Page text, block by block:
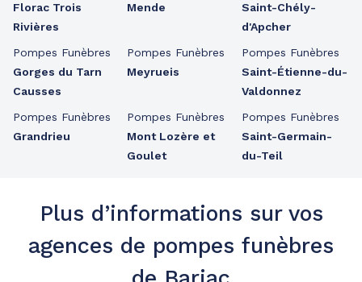
Florac Trois
Rivières
Pompes Funèbres
Gorges du Tarn
Causses
Pompes Funèbres
Grandrieu
Mende
Pompes Funèbres
Meyrueis
Pompes Funèbres
Mont Lozère et
Goulet
Saint-Chély-
d'Apcher
Pompes Funèbres
Saint-Étienne-du-
Valdonnez
Pompes Funèbres
Saint-Germain-
du-Teil
Plus d’informations sur vos
agences de pompes funèbres